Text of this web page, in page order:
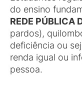
do ensino
REDE PÚBLICA
pardos),
deficiência ou
renda igual ou
pessoa.